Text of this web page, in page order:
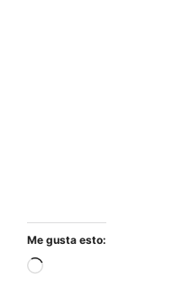
Me gusta esto:
Cargando...